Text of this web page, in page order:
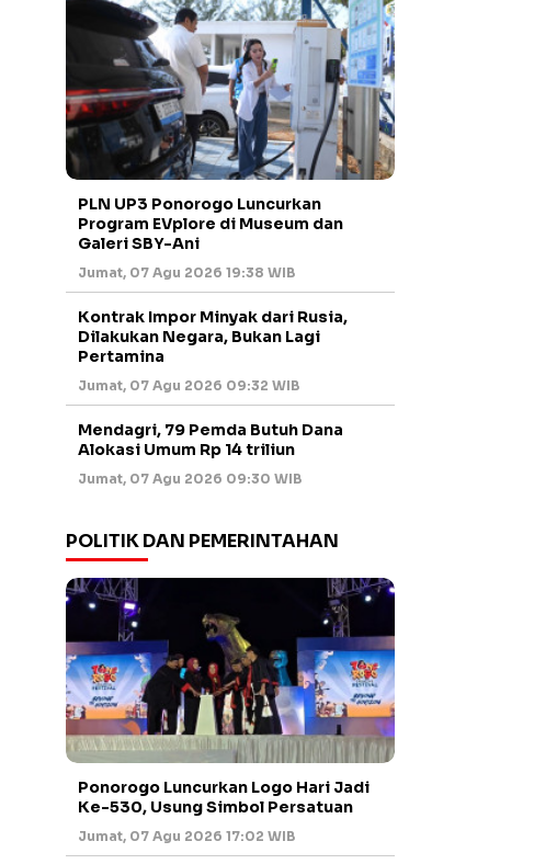
PLN UP3 Ponorogo Luncurkan
Program EVplore di Museum dan
Galeri SBY-Ani
Jumat, 07 Agu 2026 19:38 WIB
Kontrak Impor Minyak dari Rusia,
Dilakukan Negara, Bukan Lagi
Pertamina
Jumat, 07 Agu 2026 09:32 WIB
Mendagri, 79 Pemda Butuh Dana
Alokasi Umum Rp 14 triliun
Jumat, 07 Agu 2026 09:30 WIB
POLITIK DAN PEMERINTAHAN
Ponorogo Luncurkan Logo Hari Jadi
Ke-530, Usung Simbol Persatuan
Jumat, 07 Agu 2026 17:02 WIB